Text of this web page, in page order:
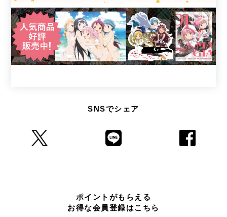
SNSでシェア
ポイントがもらえる
お得な会員登録はこちら